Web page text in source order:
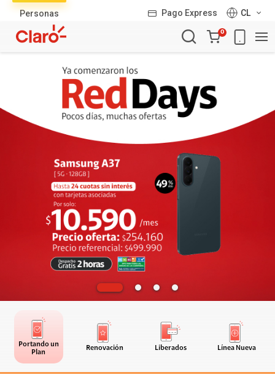
Personas Pago Express
CL
Carro
de
0
Portando un
Plan
Renovación Liberados Línea Nueva
productos